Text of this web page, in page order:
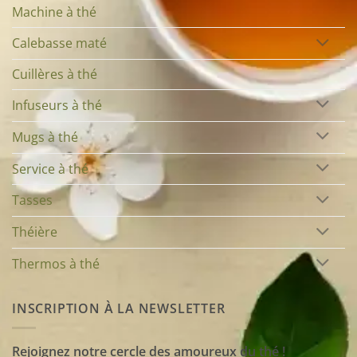
Machine à thé
Calebasse maté
Cuillères à thé
Infuseurs à thé
Mugs à thé
Service à thé
Tasses
Théière
Thermos à thé
INSCRIPTION À LA NEWSLETTER
Rejoignez notre cercle des amoureux du thé !